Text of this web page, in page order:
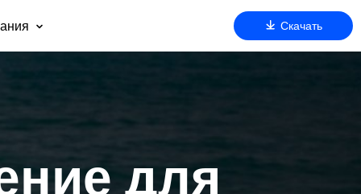
Безопасность
Скачать
для